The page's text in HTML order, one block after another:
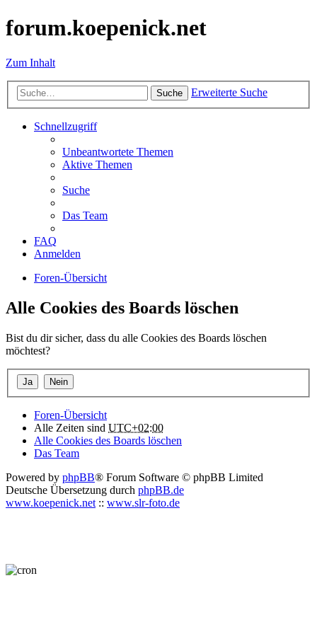
forum.koepenick.net
Zum Inhalt
Suche Erweiterte Suche
Schnellzugriff
Unbeantwortete Themen
Aktive Themen
Suche
Das Team
FAQ
Anmelden
Foren-Übersicht
Alle Cookies des Boards löschen
Bist du dir sicher, dass du alle Cookies des Boards löschen
möchtest?
Foren-Übersicht
Alle Zeiten sind UTC+02:00
Alle Cookies des Boards löschen
Das Team
Powered by phpBB® Forum Software © phpBB Limited
Deutsche Übersetzung durch phpBB.de
www.koepenick.net :: www.slr-foto.de